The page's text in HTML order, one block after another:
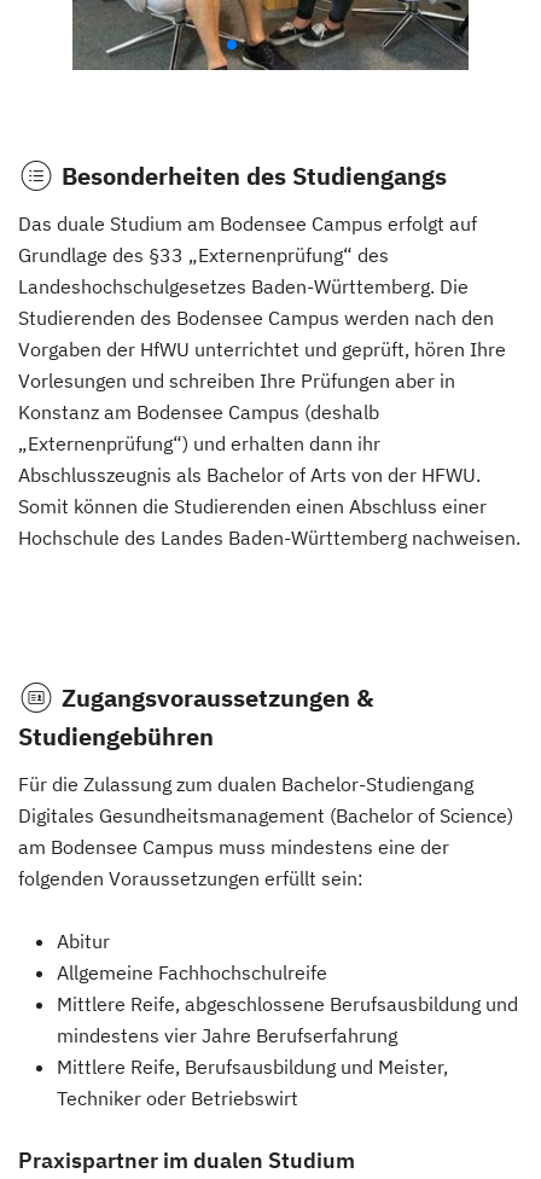
Besonderheiten des Studiengangs
Das duale Studium am Bodensee Campus erfolgt auf
Grundlage des §33 „Externenprüfung“ des
Landeshochschulgesetzes Baden-Württemberg. Die
Studierenden des Bodensee Campus werden nach den
Vorgaben der HfWU unterrichtet und geprüft, hören Ihre
Vorlesungen und schreiben Ihre Prüfungen aber in
Konstanz am Bodensee Campus (deshalb
„Externenprüfung“) und erhalten dann ihr
Abschlusszeugnis als Bachelor of Arts von der HFWU.
Somit können die Studierenden einen Abschluss einer
Hochschule des Landes Baden-Württemberg nachweisen.
Zugangsvoraussetzungen &
Studiengebühren
Für die Zulassung zum dualen Bachelor-Studiengang
Digitales Gesundheitsmanagement (Bachelor of Science)
am Bodensee Campus muss mindestens eine der
folgenden Voraussetzungen erfüllt sein:
Abitur
Allgemeine Fachhochschulreife
Mittlere Reife, abgeschlossene Berufsausbildung und
mindestens vier Jahre Berufserfahrung
Mittlere Reife, Berufsausbildung und Meister,
Techniker oder Betriebswirt
Praxispartner im dualen Studium